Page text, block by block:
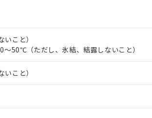
こと）
50℃（ただし、氷結、結露しないこと）
こと）